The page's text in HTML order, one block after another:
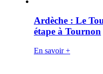
Ardèche : Le
étape à Tournon
En savoir +